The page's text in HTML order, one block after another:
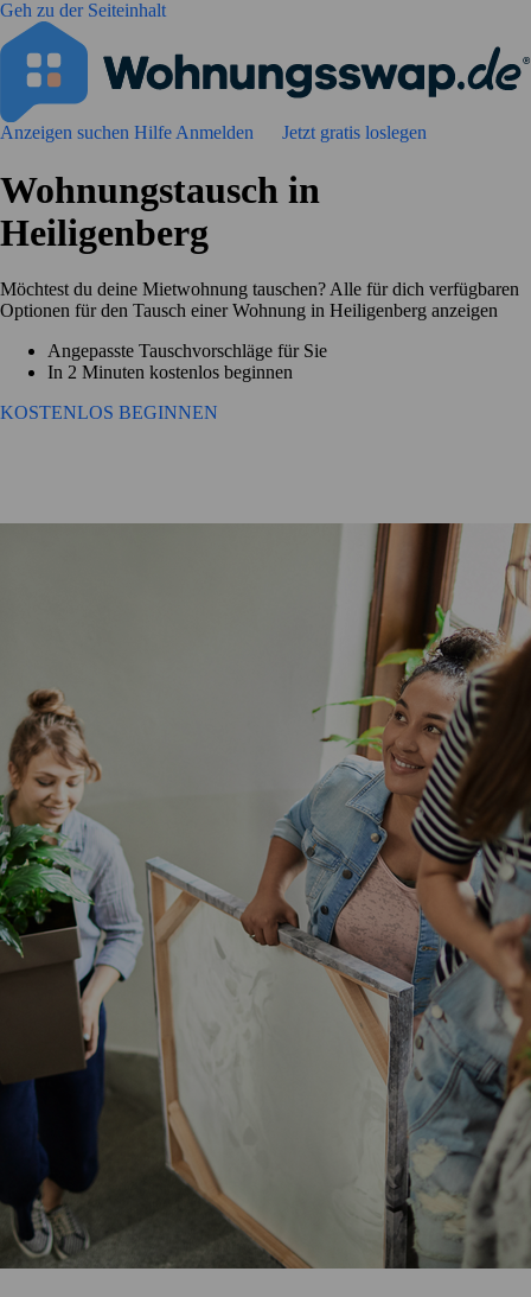
Geh zu der Seiteinhalt
Anzeigen suchen Hilfe Anmelden Jetzt gratis loslegen
Wohnungstausch in
Heiligenberg
Möchtest du deine Mietwohnung tauschen? Alle für dich verfügbaren
Optionen für den Tausch einer Wohnung in Heiligenberg anzeigen
Angepasste Tauschvorschläge für Sie
In 2 Minuten kostenlos beginnen
KOSTENLOS BEGINNEN